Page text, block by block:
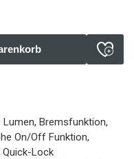
Bremsfunktion,
On/Off Funktion,
Quick-Lock